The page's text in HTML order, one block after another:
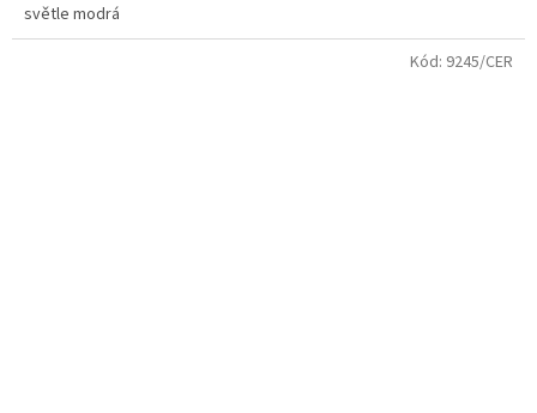
světle modrá
Kód: 9245/CER